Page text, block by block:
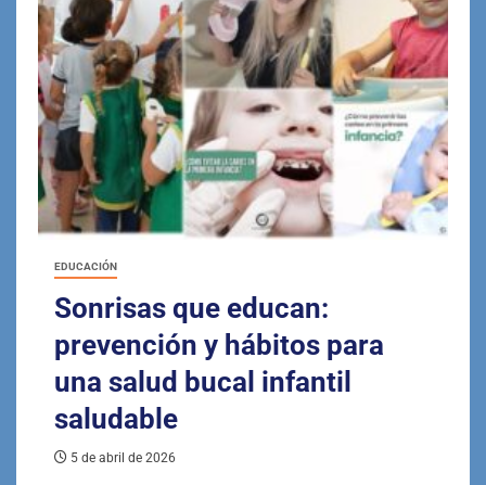
EDUCACIÓN
Sonrisas que educan:
prevención y hábitos para
una salud bucal infantil
saludable
5 de abril de 2026